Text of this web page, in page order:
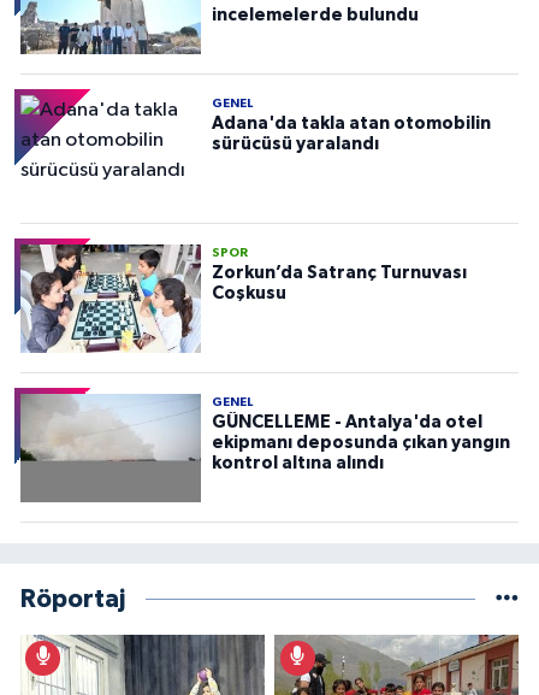
incelemelerde bulundu
GENEL
Adana'da takla atan otomobilin
sürücüsü yaralandı
SPOR
Zorkun’da Satranç Turnuvası
Coşkusu
GENEL
GÜNCELLEME - Antalya'da otel
ekipmanı deposunda çıkan yangın
kontrol altına alındı
Röportaj